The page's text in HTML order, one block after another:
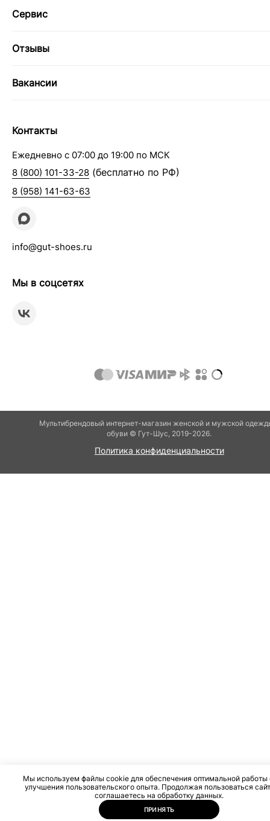
Сервис
Отзывы
Вакансии
Контакты
Ежедневно с 07:00 до 19:00 по МСК
8 (800) 101-33-28 (бесплатно по РФ)
8 (958) 141-63-63
info@gut-shoes.ru
Мы в соцсетях
Мультибрендовый интернет-магазин женской и мужской
обуви © Гут-Шуc, 2019-2026.
Политика конфиденциальности
Мы используем файлы cookie для обеспечения оптимальной работы
улучшения пользовательского опыта. Продолжая пользоваться
соглашаетесь на обработку данных.
ПРИНЯТЬ